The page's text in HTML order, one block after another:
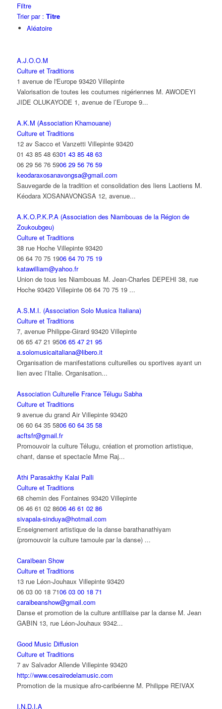
Filtre
Trier par : Titre
Aléatoire
A.J.O.O.M
Culture et Traditions
1 avenue de l'Europe 93420 Villepinte
Valorisation de toutes les coutumes nigériennes M. AWODEYI
JIDE OLUKAYODE 1, avenue de l’Europe 9...
A.K.M (Association Khamouane)
Culture et Traditions
12 av Sacco et Vanzetti Villepinte 93420
01 43 85 48 6301 43 85 48 63
06 29 56 76 5906 29 56 76 59
keodaraxosanavongsa@gmail.com
Sauvegarde de la tradition et consolidation des liens Laotiens M.
Kéodara XOSANAVONGSA 12, avenue...
A.K.O.P.K.P.A (Association des Niambouas de la Région de
Zoukoubgeu)
Culture et Traditions
38 rue Hoche Villepinte 93420
06 64 70 75 1906 64 70 75 19
katawilliam@yahoo.fr
Union de tous les Niambouas M. Jean-Charles DEPEHI 38, rue
Hoche 93420 Villepinte 06 64 70 75 19 ...
A.S.M.I. (Association Solo Musica Italiana)
Culture et Traditions
7, avenue Philippe-Girard 93420 Villepinte
06 65 47 21 9506 65 47 21 95
a.solomusicaitaliana@libero.it
Organisation de manifestations culturelles ou sportives ayant un
lien avec l’Italie. Organisation...
Association Culturelle France Télugu Sabha
Culture et Traditions
9 avenue du grand Air Villepinte 93420
06 60 64 35 5806 60 64 35 58
acftsfr@gmail.fr
Promouvoir la culture Télugu, création et promotion artistique,
chant, danse et spectacle Mme Raj...
Athi Parasakthy Kalai Palli
Culture et Traditions
68 chemin des Fontaines 93420 Villepinte
06 46 61 02 8606 46 61 02 86
sivapala-sinduya@hotmail.com
Enseignement artistique de la danse barathanathiyam
(promouvoir la culture tamoule par la danse) ...
Caraïbean Show
Culture et Traditions
13 rue Léon-Jouhaux Villepinte 93420
06 03 00 18 7106 03 00 18 71
caraibeanshow@gmail.com
Danse et promotion de la culture antilllaise par la danse M. Jean
GABIN 13, rue Léon-Jouhaux 9342...
Good Music Diffusion
Culture et Traditions
7 av Salvador Allende Villepinte 93420
http://www.cesairedelamusic.com
Promotion de la musique afro-caribéenne M. Philippe REIVAX
I.N.D.I.A